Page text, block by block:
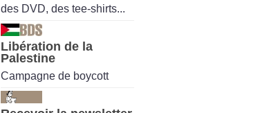
des DVD, des tee-shirts...
Libération de la
Palestine
Campagne de boycott